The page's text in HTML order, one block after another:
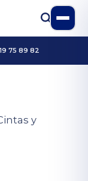
75 89 82
y